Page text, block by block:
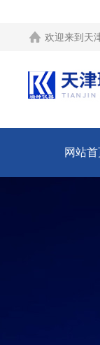
欢迎来到 天
网站